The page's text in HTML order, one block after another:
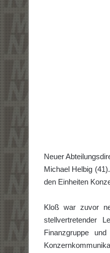
Neuer
Michael Helbig
den Einheiten
Kloß war zuvor
stellvertretender
Finanzgruppe